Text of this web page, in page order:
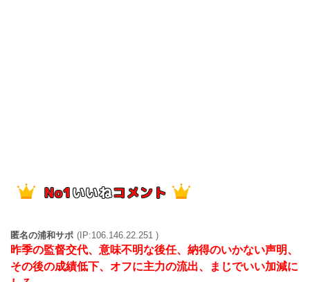
匿名の浦和サポ (IP:106.146.22.251 )
昨季の監督交代、意味不明な後任、納得のいかない声明、
その後の成績低下、オフに主力の流出、まじでいい加減に